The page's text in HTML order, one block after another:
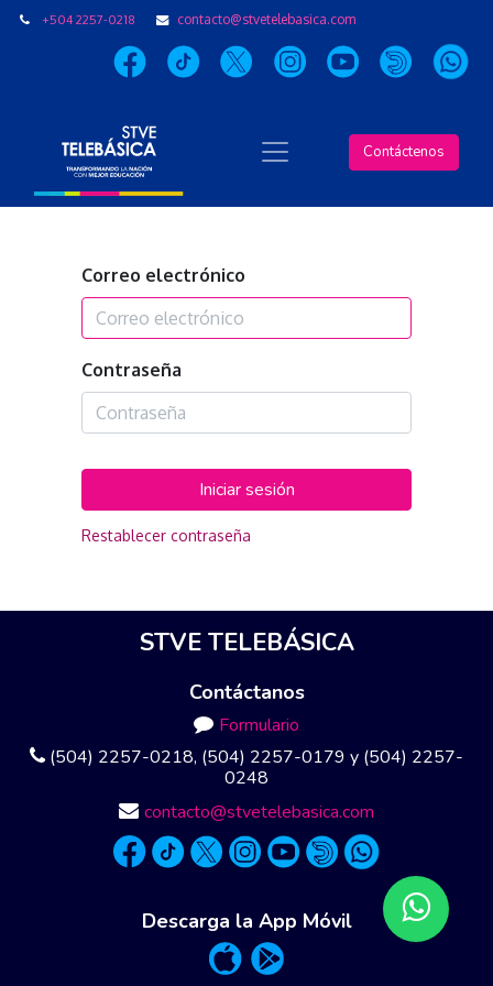
+504 2257-0218 contacto@stvetelebasica.com
Contáctenos
Correo electrónico
Contraseña
Iniciar sesión
Restablecer contraseña
STVE TELEBÁSICA
Contáctanos
Formulario
(504) 2257-0218, (504) 2257-0179 y (504) 2257-
0248
contacto@stvetelebasica.com
Descarga la App Móvil